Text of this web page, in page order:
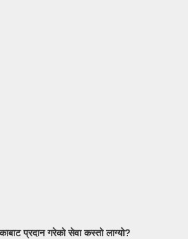
प्रदान गरेको सेवा कस्तो लाग्यो?